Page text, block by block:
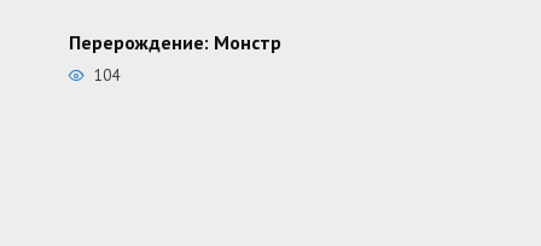
Перерождение: Монстр
104